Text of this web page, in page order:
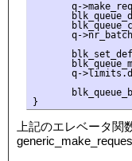
q-
q-
q-
上記のエレベータ関